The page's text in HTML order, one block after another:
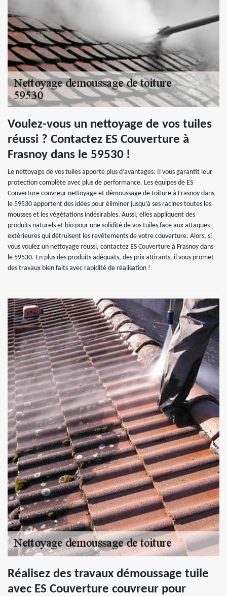
Voulez-vous un nettoyage de vos tuiles
réussi ? Contactez ES Couverture à
Frasnoy dans le 59530 !
Le nettoyage de vos tuiles apporte plus d’avantages. Il vous garantit leur
protection complète avec plus de performance. Les équipes de ES
Couverture couvreur nettoyage et démoussage de toiture à Frasnoy dans
le 59530 apportent des idées pour éliminer jusqu’à ses racines toutes les
mousses et les végétations indésirables. Aussi, elles appliquent des
produits naturels et bio pour une solidité de vos tuiles face aux attaques
extérieures qui détruisent les revêtements de votre couverture. Alors, si
vous voulez un nettoyage réussi, contactez ES Couverture à Frasnoy dans
le 59530. En plus des produits adéquats, des prix attirants, il vous promet
des travaux bien faits avec rapidité de réalisation !
Réalisez des travaux démoussage tuile
avec ES Couverture couvreur pour